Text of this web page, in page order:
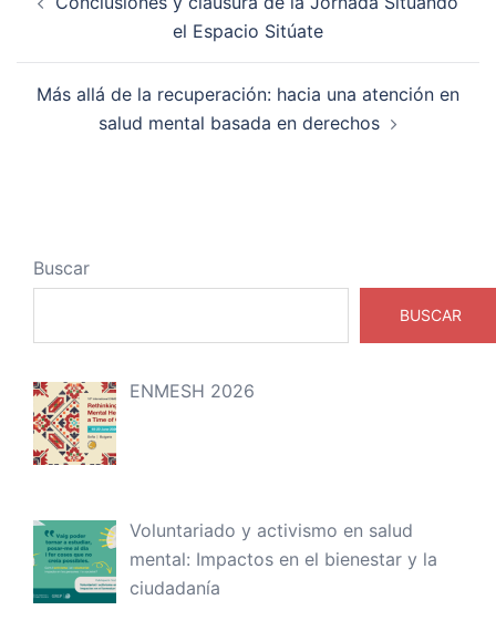
de
el Espacio Sitúate
Más allá de la recuperación: hacia una atención en
salud mental basada en derechos
Buscar
BUSCAR
ENMESH 2026
Voluntariado y activismo en salud
mental: Impactos en el bienestar y la
ciudadanía